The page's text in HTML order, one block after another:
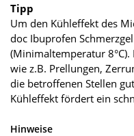
Tipp
Um den Kühleffekt des
doc Ibuprofen
(Minimaltemperatur
wie z.B. Prellungen,
die betroffenen Stellen
Kühleffekt fördert ein
Hinweise